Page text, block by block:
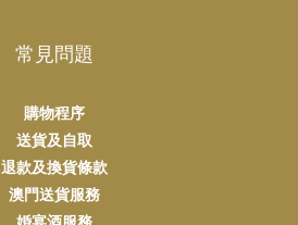
常見問題
購物程序
送貨及自取
退款及換貨條款
澳門送貨服務